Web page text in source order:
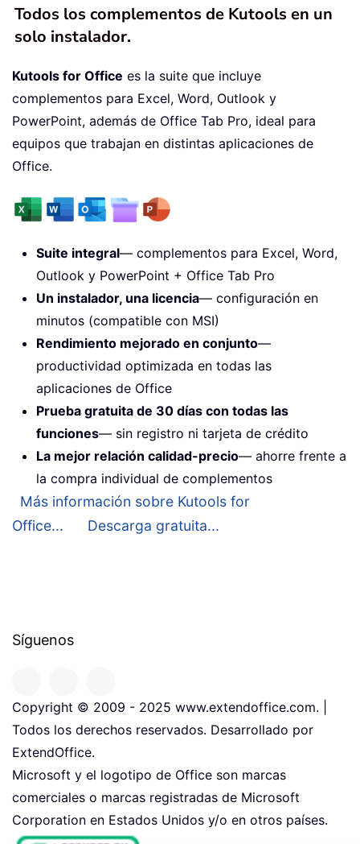
Todos los complementos de Kutools en un
solo instalador.
Kutools for Office es la suite que incluye
complementos para Excel, Word, Outlook y
PowerPoint, además de Office Tab Pro, ideal para
equipos que trabajan en distintas aplicaciones de
Office.
Suite integral— complementos para Excel, Word,
Outlook y PowerPoint + Office Tab Pro
Un instalador, una licencia— configuración en
minutos (compatible con MSI)
Rendimiento mejorado en conjunto—
productividad optimizada en todas las
aplicaciones de Office
Prueba gratuita de 30 días con todas las
funciones— sin registro ni tarjeta de crédito
La mejor relación calidad-precio— ahorre frente a
la compra individual de complementos
Más información sobre Kutools for
Office...
Descarga gratuita...
Síguenos
Copyright © 2009 - 2025 www.extendoffice.com. |
Todos los derechos reservados. Desarrollado por
ExtendOffice.
Microsoft y el logotipo de Office son marcas
comerciales o marcas registradas de Microsoft
Corporation en Estados Unidos y/o en otros países.